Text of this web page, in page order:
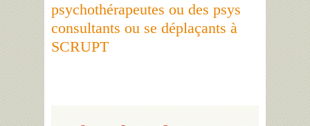
psychothérapeutes ou des psys
consultants ou se déplaçants à
SCRUPT